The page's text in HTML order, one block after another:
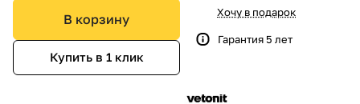
В корзину
Купить в 1 клик
Хочу в подарок
Гарантия 5 лет